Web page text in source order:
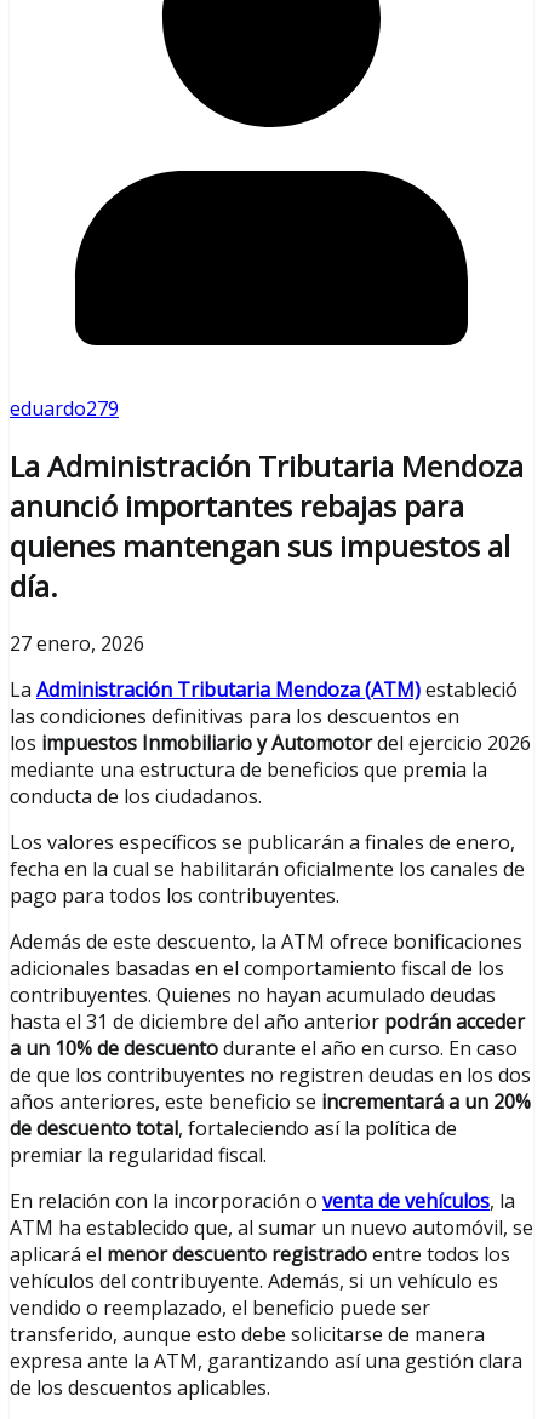
eduardo279
La Administración Tributaria Mendoza
anunció importantes rebajas para
quienes mantengan sus impuestos al
día.
27 enero, 2026
La Administración Tributaria Mendoza (ATM)estableció
las condiciones definitivas para los descuentos en
los impuestos Inmobiliario y Automotordel ejercicio 2026
mediante una estructura de beneficios que premia la
conducta de los ciudadanos.
Los valores específicos se publicarán a finales de enero,
fecha en la cual se habilitarán oficialmente los canales de
pago para todos los contribuyentes.
Además de este descuento, la ATM ofrece bonificaciones
adicionales basadas en el comportamiento fiscal de los
contribuyentes. Quienes no hayan acumulado deudas
hasta el 31 de diciembre del año anterior podrán acceder
a un 10% de descuentodurante el año en curso. En caso
de que los contribuyentes no registren deudas en los dos
años anteriores, este beneficio se incrementará a un 20%
de descuento total, fortaleciendo así la política de
premiar la regularidad fiscal.
En relación con la incorporación o venta de vehículos, la
ATM ha establecido que, al sumar un nuevo automóvil, se
aplicará el menor descuento registradoentre todos los
vehículos del contribuyente. Además, si un vehículo es
vendido o reemplazado, el beneficio puede ser
transferido, aunque esto debe solicitarse de manera
expresa ante la ATM, garantizando así una gestión clara
de los descuentos aplicables.